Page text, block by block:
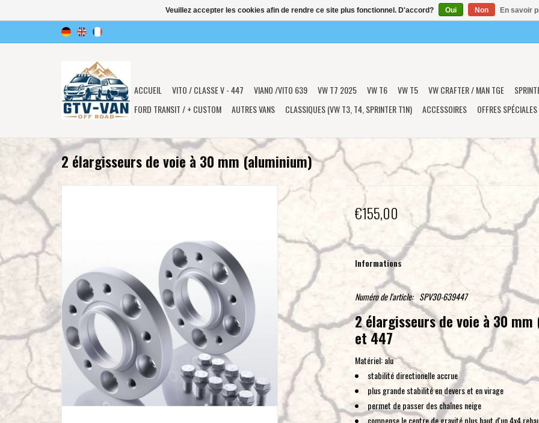
ACCUEIL VITO / CLASSE V - 447 VIANO /VITO 639 VW T7 2025 VW T6 VW T5 VW CRAFTER / MAN TGE
FORD TRANSIT / + CUSTOM
AUTRES VANS CLASSIQUES (VW T3, T4, SPRINTER T1N) ACCESSOIRES OFFRES SPÉCIALES
2 élargisseurs de voie à 30 mm (aluminium)
€155,00
Informations
Numéro de l'article: SPV30-639447
2 élargisseurs de voie à 30
et 447
Matériel: alu
stabilité directionelle accrue
plus grande stabilité en devers et en virage
permet de passer des chaînes neige
compense le centre de gravité plus haut d'un 4x4
Veuillez accepter les cookies afin de rendre ce site plus fonctionnel. D'accord? Oui Non En savoir